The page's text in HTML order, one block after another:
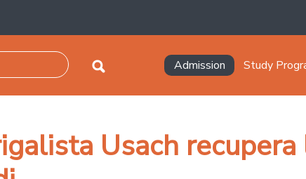
Navegación principal
Admission Study
Usach